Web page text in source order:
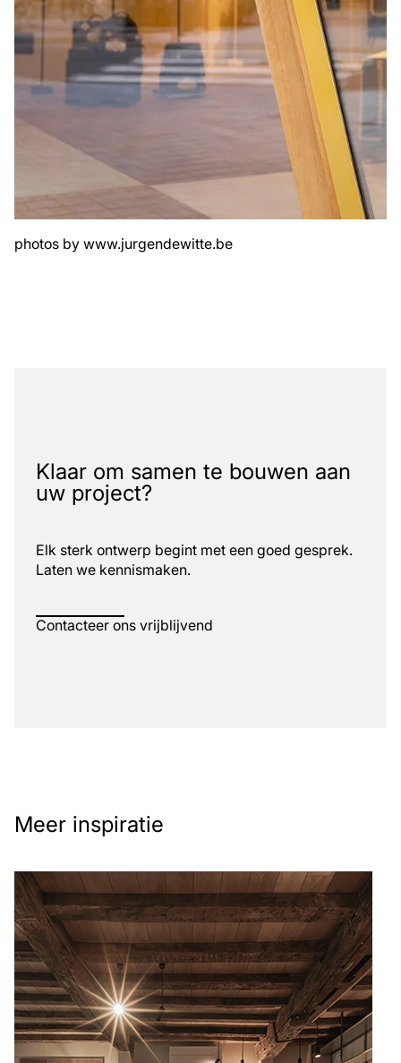
photos by www.jurgendewitte.be
Klaar om samen te bouwen aan
uw project?
Elk sterk ontwerp begint met een goed gesprek.
Laten we kennismaken.
Contacteer ons vrijblijvend
Meer inspiratie